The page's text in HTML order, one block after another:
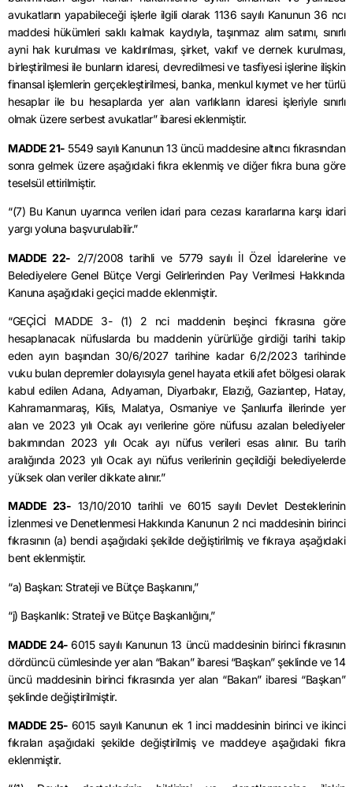
avukatların yapabileceği işlerle ilgili olarak 1136 sayılı Kanunun 36 ncı
maddesi hükümleri saklı kalmak kaydıyla, taşınmaz alım satımı, sınırlı
ayni hak kurulması ve kaldırılması, şirket, vakıf ve dernek kurulması,
birleştirilmesi ile bunların idaresi, devredilmesi ve tasfiyesi işlerine ilişkin
finansal işlemlerin gerçekleştirilmesi, banka, menkul kıymet ve her türlü
hesaplar ile bu hesaplarda yer alan varlıkların idaresi işleriyle sınırlı
olmak üzere serbest avukatlar” ibaresi eklenmiştir.
MADDE 21- 5549 sayılı Kanunun 13 üncü maddesine altıncı fıkrasından
sonra gelmek üzere aşağıdaki fıkra eklenmiş ve diğer fıkra buna göre
teselsül ettirilmiştir.
“(7) Bu Kanun uyarınca verilen idari para cezası kararlarına karşı idari
yargı yoluna başvurulabilir.”
MADDE 22- 2/7/2008 tarihli ve 5779 sayılı İl Özel İdarelerine ve
Belediyelere Genel Bütçe Vergi Gelirlerinden Pay Verilmesi Hakkında
Kanuna aşağıdaki geçici madde eklenmiştir.
“GEÇİCİ MADDE 3- (1) 2 nci maddenin beşinci fıkrasına göre
hesaplanacak nüfuslarda bu maddenin yürürlüğe girdiği tarihi takip
eden ayın başından 30/6/2027 tarihine kadar 6/2/2023 tarihinde
vuku bulan depremler dolayısıyla genel hayata etkili afet bölgesi olarak
kabul edilen Adana, Adıyaman, Diyarbakır, Elazığ, Gaziantep, Hatay,
Kahramanmaraş, Kilis, Malatya, Osmaniye ve Şanlıurfa illerinde yer
alan ve 2023 yılı Ocak ayı verilerine göre nüfusu azalan belediyeler
bakımından 2023 yılı Ocak ayı nüfus verileri esas alınır. Bu tarih
aralığında 2023 yılı Ocak ayı nüfus verilerinin geçildiği belediyelerde
yüksek olan veriler dikkate alınır.”
MADDE 23- 13/10/2010 tarihli ve 6015 sayılı Devlet Desteklerinin
İzlenmesi ve Denetlenmesi Hakkında Kanunun 2 nci maddesinin birinci
fıkrasının (a) bendi aşağıdaki şekilde değiştirilmiş ve fıkraya aşağıdaki
bent eklenmiştir.
“a) Başkan: Strateji ve Bütçe Başkanını,”
“j) Başkanlık: Strateji ve Bütçe Başkanlığını,”
MADDE 24-6015 sayılı Kanunun 13 üncü maddesinin birinci fıkrasının
dördüncü cümlesinde yer alan “Bakan” ibaresi “Başkan” şeklinde ve 14
üncü maddesinin birinci fıkrasında yer alan “Bakan” ibaresi “Başkan”
şeklinde değiştirilmiştir.
MADDE 25- 6015 sayılı Kanunun ek 1 inci maddesinin birinci ve ikinci
fıkraları aşağıdaki şekilde değiştirilmiş ve maddeye aşağıdaki fıkra
eklenmiştir.